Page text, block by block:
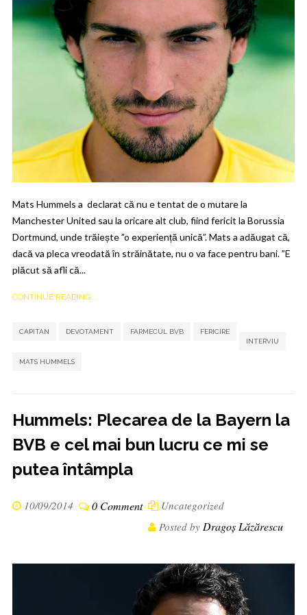
Mats Hummels a declarat că nu e tentat de o mutare la
Manchester United sau la oricare alt club, fiind fericit la Borussia
Dortmund, unde trăiește ”o experiență unică”. Mats a adăugat că,
dacă va pleca vreodată în străinătate, nu o va face pentru bani. ”E
plăcut să afli că...
CONTINUE READING ...
CAPITAN DEVOTAMENT FARMECUL BVB FERICIRE
INTERVIU
MATS HUMMELS
Hummels: Plecarea de la Bayern la
BVB e cel mai bun lucru ce mi se
putea întâmpla
10/09/2014 0 Comment
Uncategorized
Posted by Dragoș Lăzărescu